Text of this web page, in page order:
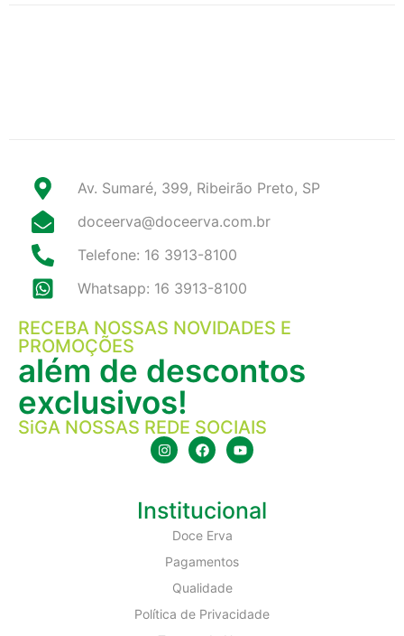
Av. Sumaré, 399, Ribeirão Preto, SP
doceerva@doceerva.com.br
Telefone: 16 3913-8100
Whatsapp: 16 3913-8100
RECEBA NOSSAS NOVIDADES E
PROMOÇÕES
além de descontos
exclusivos!
SiGA NOSSAS REDE SOCIAIS
Institucional
Doce Erva
Pagamentos
Qualidade
Política de Privacidade